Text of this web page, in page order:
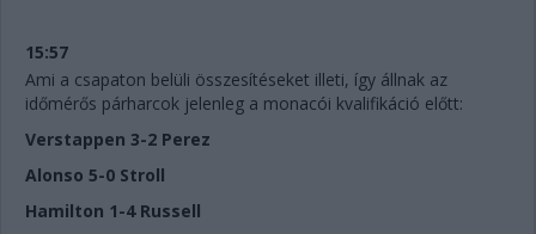
15:57
Ami a csapaton belüli összesítéseket illeti, így állnak az
időmérős párharcok jelenleg a monacói kvalifikáció előtt:
Verstappen 3-2 Perez
Alonso 5-0 Stroll
Hamilton 1-4 Russell